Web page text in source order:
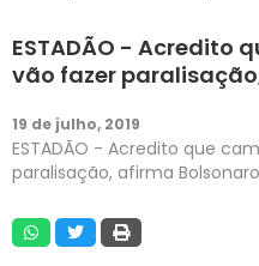
PUBLICAÇÕES
CURSOS E EVENTOS
SEST SENAT
ESTADÃO - Acredito
vão fazer
19 de julho, 2019
ESTADÃO - Acredito que
paralisação, afirma Bolsonaro